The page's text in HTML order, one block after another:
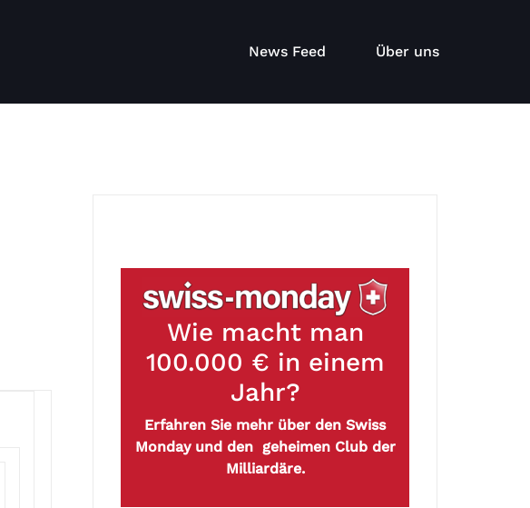
News Feed Über uns
Wie macht man
100.000 € in einem
Jahr?
Erfahren Sie mehr über den Swiss
Monday und den geheimen Club der
Milliardäre.